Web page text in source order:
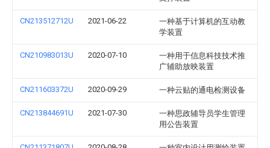
CN213512712U 2021-06-22
一种基于计算机的互动教
学装置
CN210983013U 2020-07-10
一种用于信息科技技术推
广辅助放映装置
CN211603372U 2020-09-29 一种云贴的通电检测设备
CN213844691U 2021-07-30
一种思政辅导员学生管理
用公告装置